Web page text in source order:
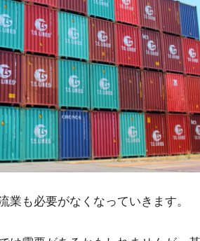
も必要がなくなっていきます。